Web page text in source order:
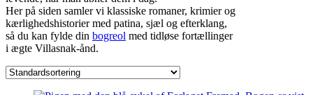
Her på siden samler vi klassiske romaner, krimier og
kærlighedshistorier med patina, sjæl og efterklang,
så du kan fylde din bogreol med tidløse fortællinger
i ægte Villasnak-ånd.